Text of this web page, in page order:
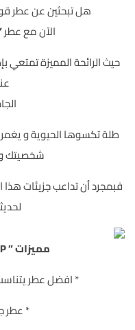
هل تبحثين عن عطر
الآن مع عطرEDP”
حيث الرائحة المميزة تمتعي
طلة تكسوها الحيوية و
شخصيتك
فبمجرد أن تداعب جزيئات
مميزات ” GUCCI BLOOM EDP” :
* افضل عطر
* عطر